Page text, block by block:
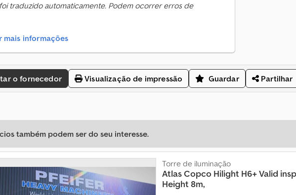
traduzido automaticamente. Podem ocorrer erros de
mais informações
o fornecedor Visualização de impressão Guardar Partilhar
também podem ser do seu interesse.
Torre de iluminação
Atlas Copco Hilight H6+ Valid
Height 8m,